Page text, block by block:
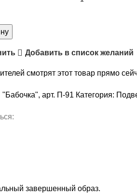
Добавить в список желаний
смотрят этот товар прямо
"Бабочка", арт. П-91 Категория:
завершенный образ.